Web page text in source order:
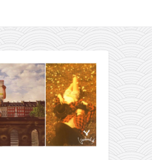
Pegasus
в/из
Большая
подборка
билетов